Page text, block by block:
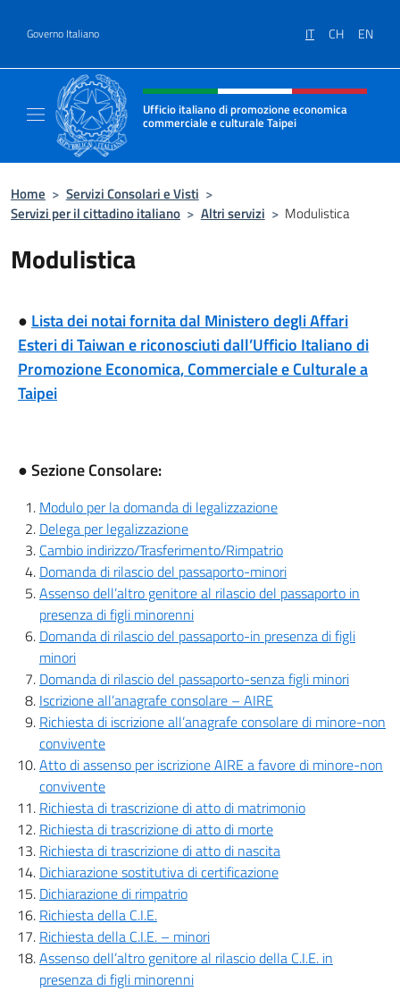
Governo Italiano IT CH EN
Intestazione sito, social e menù
Ufficio italiano di promozione economica
commerciale e culturale Taipei
Home > Servizi Consolari e Visti >
Servizi per il cittadino italiano > Altri servizi > Modulistica
Modulistica
● Lista dei notai fornita dal Ministero degli Affari
Esteri di Taiwan e riconosciuti dall’Ufficio Italiano di
Promozione Economica, Commerciale e Culturale a
Taipei
● Sezione Consolare:
Modulo per la domanda di legalizzazione
Delega per legalizzazione
Cambio indirizzo/Trasferimento/Rimpatrio
Domanda di rilascio del passaporto-minori
Assenso dell’altro genitore al rilascio del passaporto in
presenza di figli minorenni
Domanda di rilascio del passaporto-in presenza di figli
minori
Domanda di rilascio del passaporto-senza figli minori
Iscrizione all’anagrafe consolare – AIRE
Richiesta di iscrizione all’anagrafe consolare di minore-non
convivente
Atto di assenso per iscrizione AIRE a favore di minore-non
convivente
Richiesta di trascrizione di atto di matrimonio
Richiesta di trascrizione di atto di morte
Richiesta di trascrizione di atto di nascita
Dichiarazione sostitutiva di certificazione
Dichiarazione di rimpatrio
Richiesta della C.I.E.
Richiesta della C.I.E. – minori
Assenso dell’altro genitore al rilascio della C.I.E. in
presenza di figli minorenni